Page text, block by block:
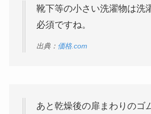
靴下等の小さい洗濯物は洗
必須ですね。
出典： 価格.com
あと乾燥後の扉まわりのゴ